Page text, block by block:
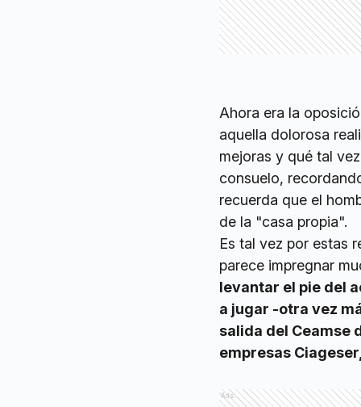
Ahora era la
aquella dolorosa
mejoras y qué tal
consuelo,
recuerda que el
de la "casa propia".
Es tal vez por estas
parece impregnar
levantar el pie del
a jugar -otra vez
salida del Ceamse
empresas
Ads